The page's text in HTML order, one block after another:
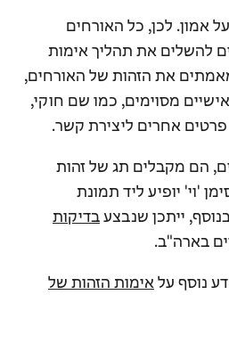
אמון. לכן, כל האורחים
להשלים את תהליך אימות
את הזהות של האורחים,
מסוימים, כמו שם חוקי,
אחרים ליצירת קשר.
הם מקבלים תג של זהות
'וי' יופיע ליד תמונת
ייתכן שנבצעבדיקות
בארה"ב.
נוסף על אימות הזהות של